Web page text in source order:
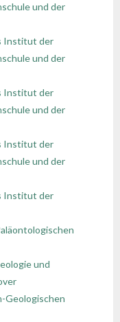
und der
Institut der
und der
Institut der
und der
Institut der
und der
Institut der
und
Geologischen